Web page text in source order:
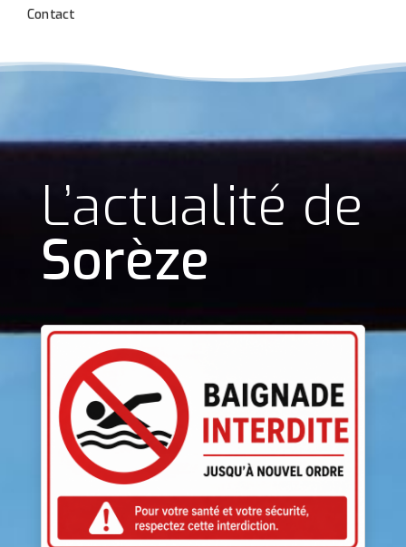
Contact
L’actualité de
Sorèze